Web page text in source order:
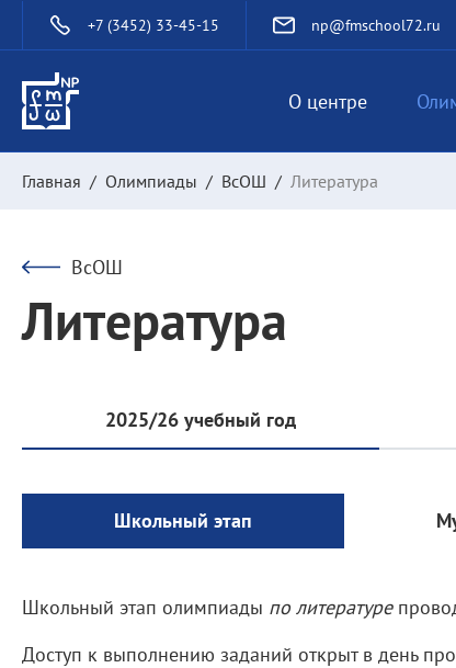
+7 (3452) 33-45-15 np@fmschool72.ru
О центре
Главная / Олимпиады / ВсОШ / Литература
ВсОШ
Литература
2025/26 учебный год
Школьный этап
Школьный этап олимпиады по литературе
Доступ к выполнению заданий открыт в день